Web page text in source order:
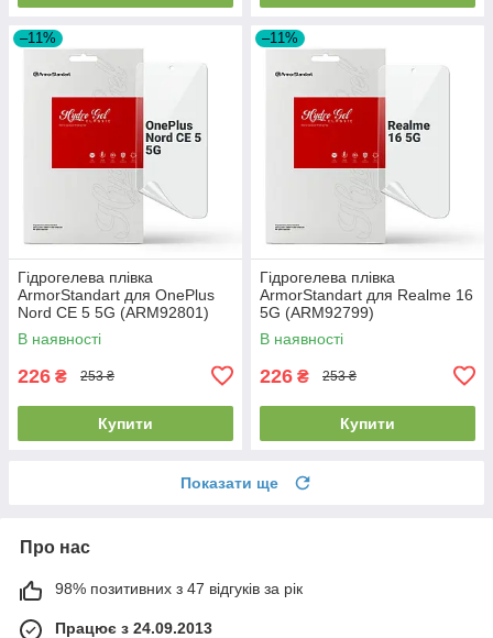
–11%
Гідрогелева плівка
ArmorStandart для OnePlus
Nord CE 5 5G (ARM92801)
В наявності
226 ₴ 253 ₴
Купити
–11%
Гідрогелева плівка
ArmorStandart для Realme 16
5G (ARM92799)
В наявності
226 ₴ 253 ₴
Купити
Показати ще
Про нас
98% позитивних з 47 відгуків за рік
Працює з 24.09.2013